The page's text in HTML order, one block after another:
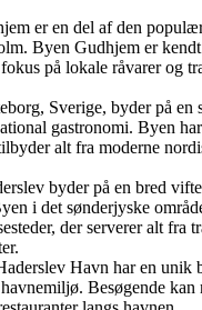
er en del af den
Byen Gudhjem er
på lokale råvarer og
Sverige, byder på
gastronomi. Byen
alt fra moderne
byder på en bred
i det sønderjyske
der serverer alt fra
Havn har en unik
Besøgende